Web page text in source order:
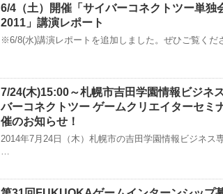
6/4（土）開催「サイバーコネクトツー単独
2011」講演レポート
※6/8(水)講演レポートを追加しました。ぜひご覧く
7/24(木)15:00～札幌市吉田学園情報ビジネ
バーコネクトツー ゲームクリエイターセミ
催のお知らせ！
2014年7月24日（木）札幌市の吉田学園情報ビジネス
…